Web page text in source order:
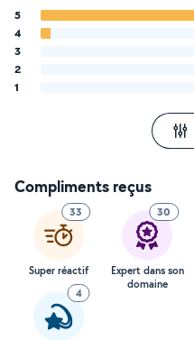
5
4
3
2
1
Compliments reçus
33
Super réactif
30
Expert dans son
domaine
4